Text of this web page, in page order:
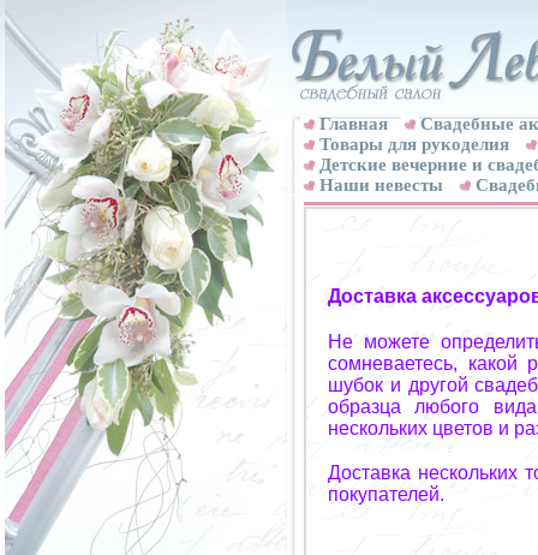
Главная
Свадебные
Товары для рукоделия
Детские вечерние и
Наши невесты
Доставка
Не можете
сомневаетесь, какой
шубок и другой
образца любого
нескольких цветов и
Доставка нескольких
покупателей.